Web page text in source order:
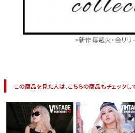
>新作毎週火・金リリ
この商品を見た人は、こちらの商品もチェックし